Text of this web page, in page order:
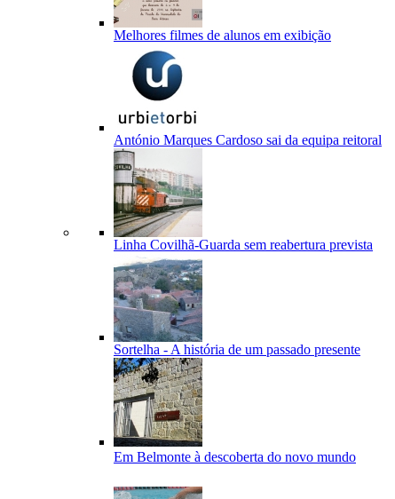
Melhores filmes de alunos em exibição
António Marques Cardoso sai da equipa reitoral
Linha Covilhã-Guarda sem reabertura prevista
Sortelha - A história de um passado presente
Em Belmonte à descoberta do novo mundo